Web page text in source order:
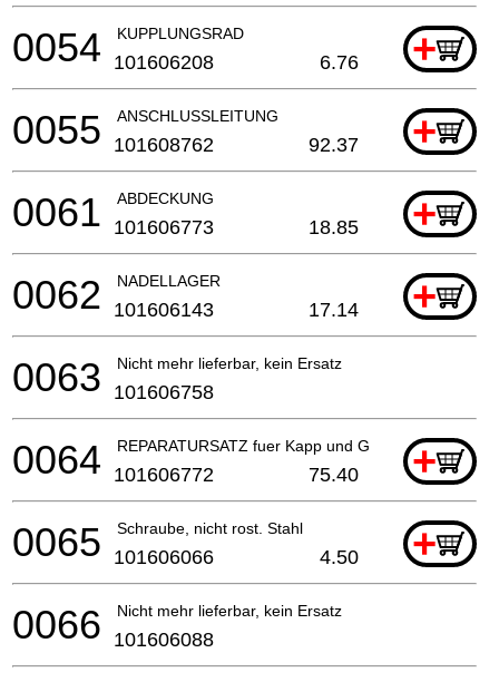
KUPPLUNGSRAD +
0054 101606208 6.76
ANSCHLUSSLEITUNG +
0055 101608762 92.37
ABDECKUNG +
0061 101606773 18.85
NADELLAGER +
0062 101606143 17.14
Nicht mehr lieferbar, kein Ersatz
0063 101606758
REPARATURSATZ fuer Kapp und Gehrungssaeg
+
0064 101606772 75.40
Schraube, nicht rost. Stahl +
0065 101606066 4.50
Nicht mehr lieferbar, kein Ersatz
0066 101606088